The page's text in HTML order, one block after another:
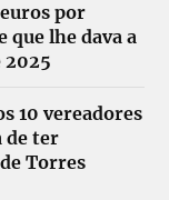
por
lhe dava a
2025
10 vereadores
de ter
Torres